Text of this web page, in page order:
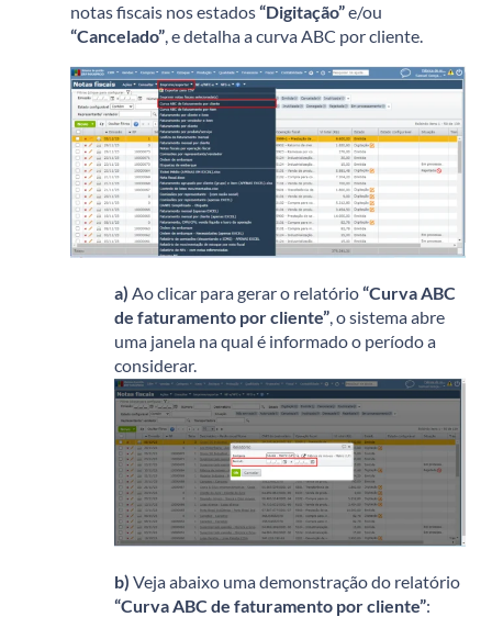
notas fiscais nos estados“Digitação”e/ou
“Cancelado”, e detalha a curva ABC por cliente.
a) Ao clicar para gerar o relatório“Curva ABC
de faturamento por cliente”, o sistema abre
uma janela na qual é informado o período a
considerar.
b) Veja abaixo uma demonstração do relatório
“Curva ABC de faturamento por cliente”: